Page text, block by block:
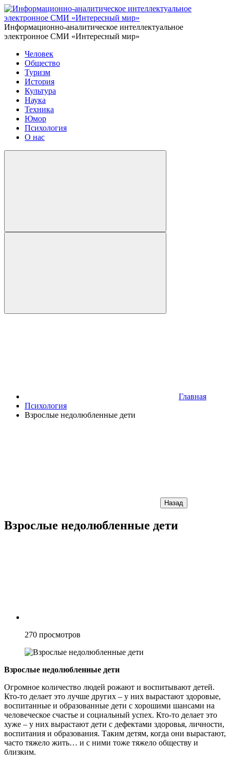
Информационно-аналитическое интеллектуальное
электронное СМИ «Интересный мир»
Человек
Общество
Туризм
История
Культура
Наука
Техника
Юмор
Психология
О нас
Главная
Психология
Взрослые недолюбленные дети
Назад
Взрослые недолюбленные дети
270 просмотров
Взрослые недолюбленные дети
Огромное количество людей рожают и воспитывают детей.
Кто-то делает это лучше других – у них вырастают здоровые,
воспитанные и образованные дети с хорошими шансами на
человеческое счастье и социальный успех. Кто-то делает это
хуже – у них вырастают дети с дефектами здоровья, личности,
воспитания и образования. Таким детям, когда они вырастают,
часто тяжело жить… и с ними тоже тяжело обществу и
близким.